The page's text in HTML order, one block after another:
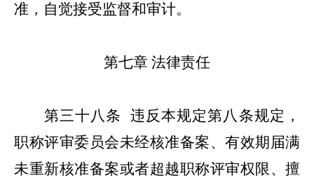
准，自觉接受监督和审计。
第七章 法律责任
第三十八条 违反本规定第八条规定，
职称评审委员会未经核准备案、有效期届满
未重新核准备案或者超越职称评审权限、擅